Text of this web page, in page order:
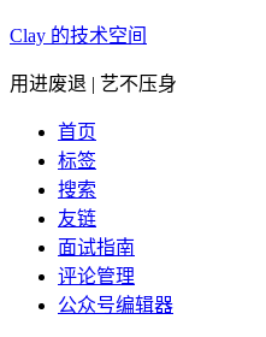
Clay 的技术空间
用进废退 | 艺不压身
首页
标签
搜索
友链
面试指南
评论管理
公众号编辑器